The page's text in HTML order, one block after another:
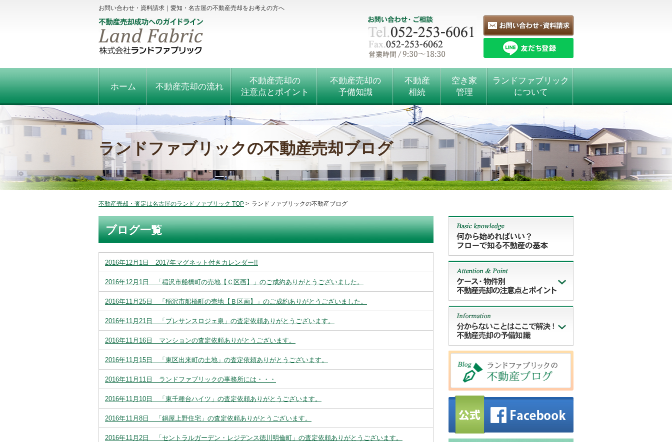
お問い合わせ・資料請求｜愛知・名古屋の不動産売却をお考えの方へ
ホーム 不動産売却の流れ
不動産売却の
注意点とポイント
不動産売却の
予備知識
不動産
相続
空き家
管理
ランドファブリック
について
ランドファブリックの不動産売却ブログ
不動産売却・査定は名古屋のランドファブリック TOP > ランドファブリックの不動産ブログ
ブログ一覧
2016年12月1日 2017年マグネット付きカレンダー!!
2016年12月1日 「稲沢市船橋町の売地【Ｃ区画】」のご成約ありがとうございました。
2016年11月25日 「稲沢市船橋町の売地【Ｂ区画】」のご成約ありがとうございました。
2016年11月21日 「プレサンスロジェ泉」の査定依頼ありがとうございます。
2016年11月16日 マンションの査定依頼ありがとうございます。
2016年11月15日 「東区出来町の土地」の査定依頼ありがとうございます。
2016年11月11日 ランドファブリックの事務所には・・・
2016年11月10日 「東千種台ハイツ」の査定依頼ありがとうございます。
2016年11月8日 「鍋屋上野住宅」の査定依頼ありがとうございます。
2016年11月2日 「セントラルガーデン・レジデンス徳川明倫町」の査定依頼ありがとうございます。